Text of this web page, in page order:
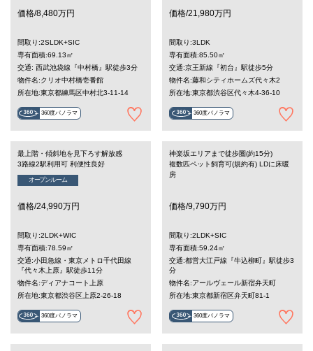
価格/8,480万円
間取り:2SLDK+SIC
専有面積:69.13㎡
交通: 西武池袋線『中村橋』駅徒歩3分
物件名:クリオ中村橋壱番館
所在地:東京都練馬区中村北3-11-14
360度パノラマ
価格/21,980万円
間取り:3LDK
専有面積:85.50㎡
交通:京王新線『初台』駅徒歩5分
物件名:藤和シティホームズ代々木2
所在地:東京都渋谷区代々木4-36-10
360度パノラマ
最上階・傾斜地を見下ろす解放感
3路線2駅利用可 利便性良好
オープンルーム
価格/24,990万円
間取り:2LDK+WIC
専有面積:78.59㎡
交通:小田急線・東京メトロ千代田線
『代々木上原』駅徒歩11分
物件名:ディアナコート上原
所在地:東京都渋谷区上原2-26-18
360度パノラマ
神楽坂エリアまで徒歩圏(約15分)
複数匹ペット飼育可(規約有) LDに床暖
房
価格/9,790万円
間取り:2LDK+SIC
専有面積:59.24㎡
交通:都営大江戸線『牛込柳町』駅徒歩3
分
物件名:アールヴェール新宿弁天町
所在地:東京都新宿区弁天町81-1
360度パノラマ